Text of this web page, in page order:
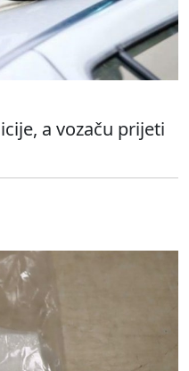
a vozaču prijeti